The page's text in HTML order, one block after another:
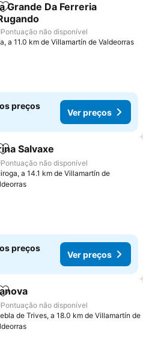
Adicionar aos favoritos
Grande Da Ferreria
Pontuação não disponível
a 11.0 km de Villamartín de Valdeorras
preços
Ver preços
Adicionar aos favoritos
Salvaxe
Pontuação não disponível
a 14.1 km de Villamartín de
preços
Ver preços
Adicionar aos favoritos
Pontuação não disponível
de Trives, a 18.0 km de Villamartín de